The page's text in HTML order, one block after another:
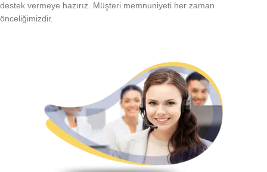
destek vermeye hazırız. Müşteri memnuniyeti her zaman
önceliğimizdir.